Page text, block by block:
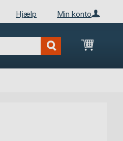
Min konto
Hjælp
Min